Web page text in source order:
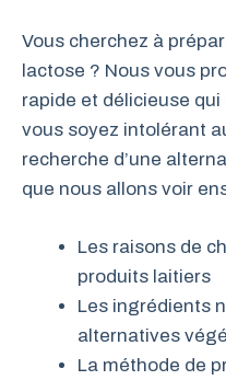
Vous cherchez à
lactose ? Nous vous
rapide et délicieuse
vous soyez intolérant
recherche d’une
que nous allons voir
Les raisons de
produits laitiers
Les ingrédients
alternatives
La méthode de